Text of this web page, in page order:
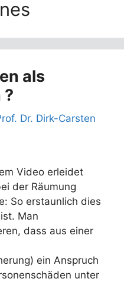
als
Dr. Dirk-Carsten
Video erleidet
der Räumung
So erstaunlich dies
Man
dass aus einer
ein Anspruch
unter